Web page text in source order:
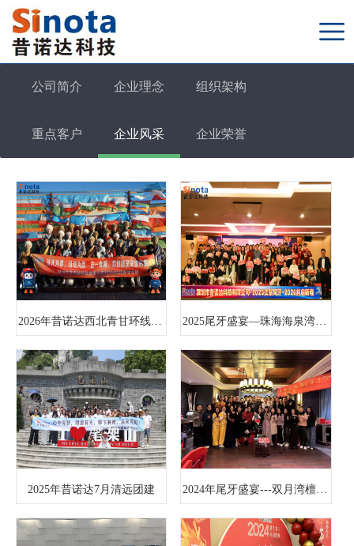
公司简介 企业理念 组织架构
重点客户 企业风采 企业荣誉
2026年昔诺达西北青甘环线之行
2025年昔诺达7月清远团建